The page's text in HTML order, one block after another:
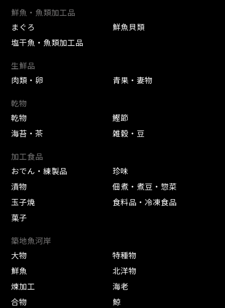
鮮魚・魚類加工品
まぐろ
鮮魚貝類
塩干魚・魚類加工品
生鮮品
肉類・卵
青果・妻物
乾物
乾物
鰹節
海苔・茶
雑穀・豆
加工食品
おでん・練製品
珍味
漬物
佃煮・煮豆・惣菜
玉子焼
食料品・冷凍食品
菓子
築地魚河岸
大物
特種物
鮮魚
北洋物
煉加工
海老
合物
鯨